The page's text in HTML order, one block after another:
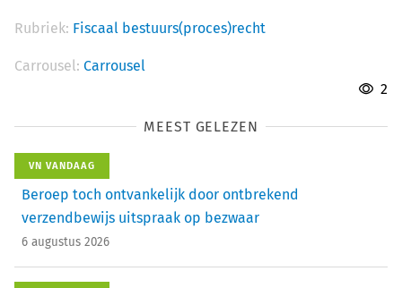
Rubriek: Fiscaal bestuurs(proces)recht
Carrousel: Carrousel
2
MEEST GELEZEN
VN VANDAAG
Beroep toch ontvankelijk door ontbrekend
verzendbewijs uitspraak op bezwaar
6 augustus 2026